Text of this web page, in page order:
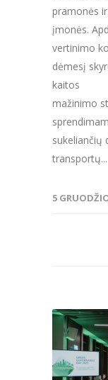
pramonės
įmonės.
vertinimo
dėmesį
kaitos
mažinimo
sukeliančių
transportų...
5